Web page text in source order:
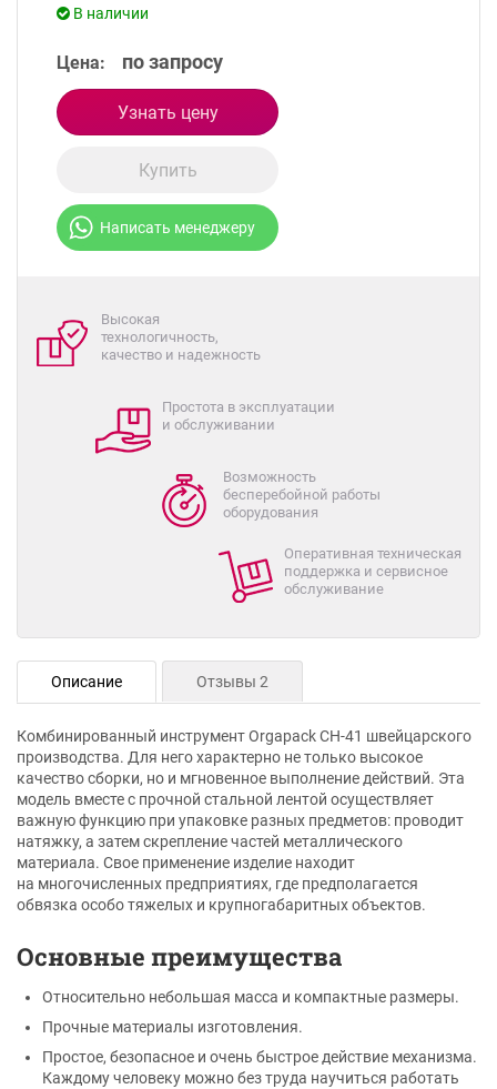
В наличии
Цена: по запросу
Узнать цену
Купить
Написать менеджеру
Высокая
технологичность,
качество и надежность
Простота в эксплуатации
и обслуживании
Возможность
бесперебойной работы
оборудования
Оперативная техническая
поддержка и сервисное
обслуживание
Описание Отзывы 2
Комбинированный инструмент Orgapack CH-41 швейцарского
производства. Для него характерно не только высокое
качество сборки, но и мгновенное выполнение действий. Эта
модель вместе с прочной стальной лентой осуществляет
важную функцию при упаковке разных предметов: проводит
натяжку, а затем скрепление частей металлического
материала. Свое применение изделие находит
на многочисленных предприятиях, где предполагается
обвязка особо тяжелых и крупногабаритных объектов.
Основные преимущества
Относительно небольшая масса и компактные размеры.
Прочные материалы изготовления.
Простое, безопасное и очень быстрое действие механизма.
Каждому человеку можно без труда научиться работать